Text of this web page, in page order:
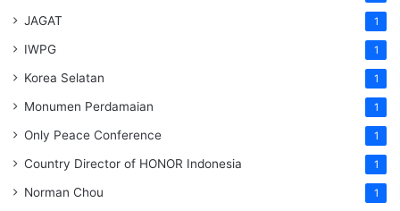
JAGAT 1
IWPG 1
Korea Selatan 1
Monumen Perdamaian 1
Only Peace Conference 1
Country Director of HONOR Indonesia 1
Norman Chou 1